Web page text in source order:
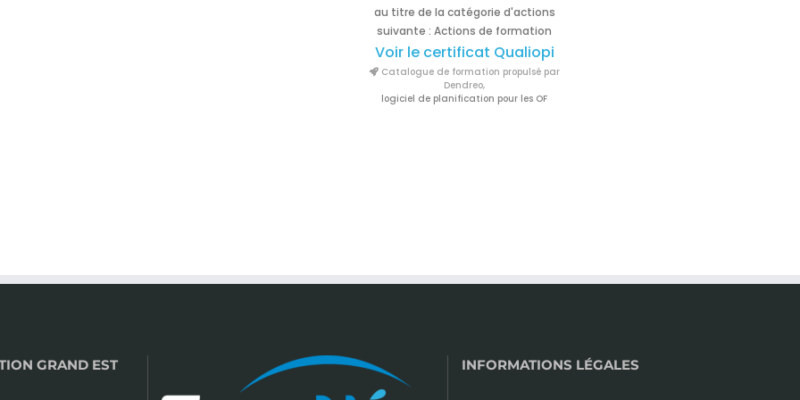
au titre de la catégorie d'actions
suivante : Actions de formation
Voir le certificat Qualiopi
Catalogue de formation propulsé par
Dendreo,
logiciel de planification pour les OF
GRAND EST INFORMATIONS LÉGALES